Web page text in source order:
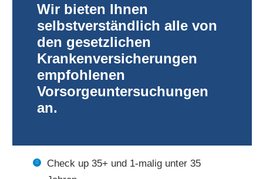
Wir bieten Ihnen
selbstverständlich alle von
den gesetzlichen
Krankenversicherungen
empfohlenen
Vorsorgeuntersuchungen
an.
Check up 35+ und 1-malig unter 35